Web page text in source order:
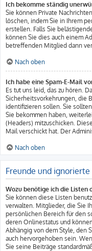
Ich bekomme ständig
Sie können Private
löschen, indem Sie in Ihrem
erstellen. Falls Sie
können Sie dies auch einem
betreffenden Mitglied dann
Nach oben
Ich habe eine Spam-E-Mail
Es tut uns leid, das zu hören.
Sicherheitsvorkehrungen, die
identifizieren sollen. Sie
Sie bekommen haben,
(Headers) mitzuschicken.
Mail verschickt hat. Der
Nach oben
Freunde und
Wozu benötige ich die Listen
Sie können diese Listen
verwalten. Mitglieder, die Sie
persönlichen Bereich für den
deren Onlinestatus und
Abhängig von dem Style, den
auch hervorgehoben sein.
Sie seine Beiträge